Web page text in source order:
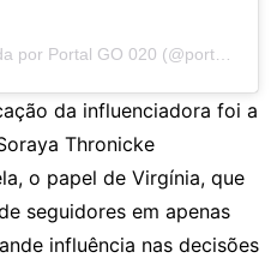
Uma publicação compartilhada por Portal GO 020 (@portalgo020)
da influenciadora foi a
Thronicke
o papel de Virgínia, que
seguidores em apenas
influência nas decisões